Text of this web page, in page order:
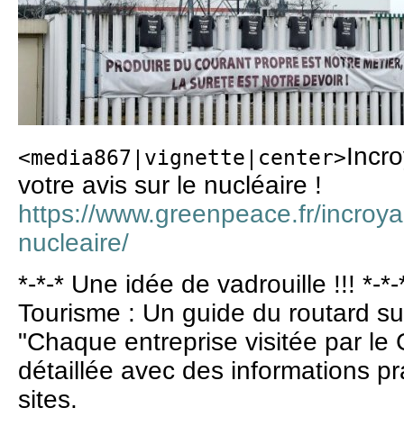
<media867|vignette|center>
votre avis sur le nucléaire !
https://www.greenpeace.fr/
nucleaire/
*-*-* Une idée de vadrouille !!! *-*-
Tourisme : Un guide du routard
"Chaque entreprise visitée par le
détaillée avec des informations
sites.